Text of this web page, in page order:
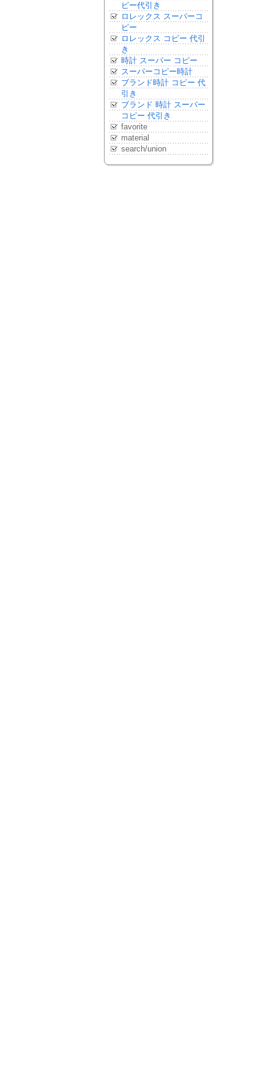
ピー代引き
ロレックス スーパーコ
ピー
ロレックス コピー 代引
き
時計 スーパー コピー
スーパーコピー時計
ブランド時計 コピー 代
引き
ブランド 時計 スーパー
コピー 代引き
favorite
material
search/union